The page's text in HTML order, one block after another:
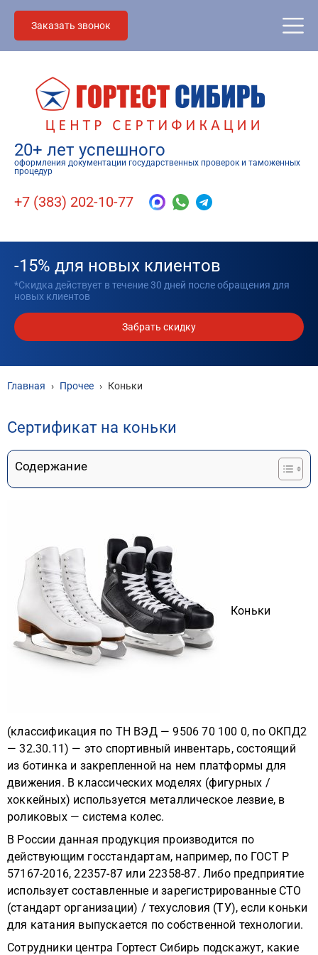
Заказать звонок
20+ лет успешного
оформления документации государственных проверок и таможенных
процедур
+7 (383) 202-10-77
-15% для новых клиентов
*Скидка действует в течение 30 дней после обращения для
новых клиентов
Забрать скидку
Главная › Прочее › Коньки
Сертификат на коньки
Содержание
Коньки
(классификация по ТН ВЭД — 9506 70 100 0, по ОКПД2
— 32.30.11) — это спортивный инвентарь, состоящий
из ботинка и закрепленной на нем платформы для
движения. В классических моделях (фигурных /
хоккейных) используется металлическое лезвие, в
роликовых — система колес.
В России данная продукция производится по
действующим госстандартам, например, по ГОСТ Р
57167-2016, 22357-87 или 22358-87. Либо предприятие
использует составленные и зарегистрированные СТО
(стандарт организации) / техусловия (ТУ), если коньки
для катания выпускается по собственной технологии.
Сотрудники центра Гортест Сибирь подскажут, какие